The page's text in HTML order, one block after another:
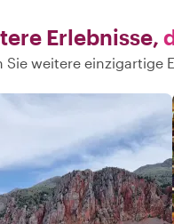
Erlebnisse,
Sie weitere einzigartige